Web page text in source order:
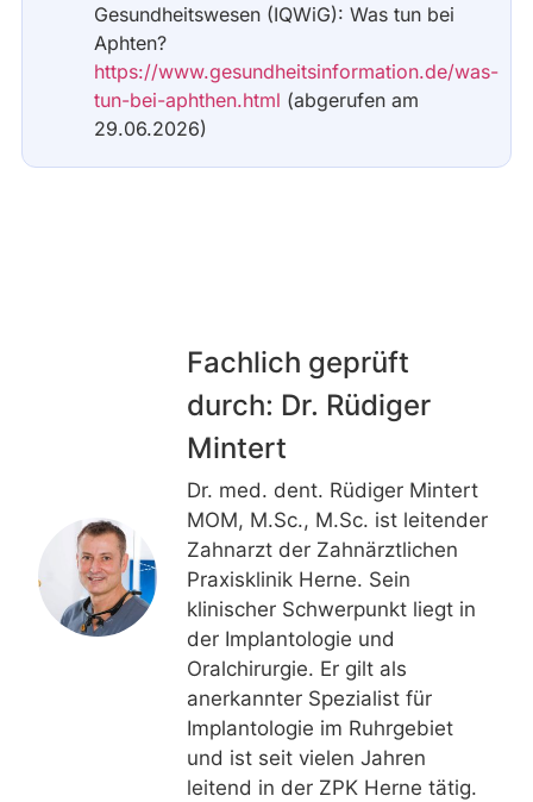
Gesundheitswesen (IQWiG): Was tun bei
Aphten?
https://www.gesundheitsinformation.de/was-
tun-bei-aphthen.html (abgerufen am
29.06.2026)
Fachlich geprüft
durch: Dr. Rüdiger
Mintert
Dr. med. dent. Rüdiger Mintert
MOM, M.Sc., M.Sc. ist leitender
Zahnarzt der Zahnärztlichen
Praxisklinik Herne. Sein
klinischer Schwerpunkt liegt in
der Implantologie und
Oralchirurgie. Er gilt als
anerkannter Spezialist für
Implantologie im Ruhrgebiet
und ist seit vielen Jahren
leitend in der ZPK Herne tätig.